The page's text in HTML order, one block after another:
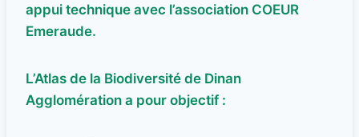
appui technique avec l’association COEUR
Emeraude.
L’Atlas de la Biodiversité de Dinan
Agglomération a pour objectif :